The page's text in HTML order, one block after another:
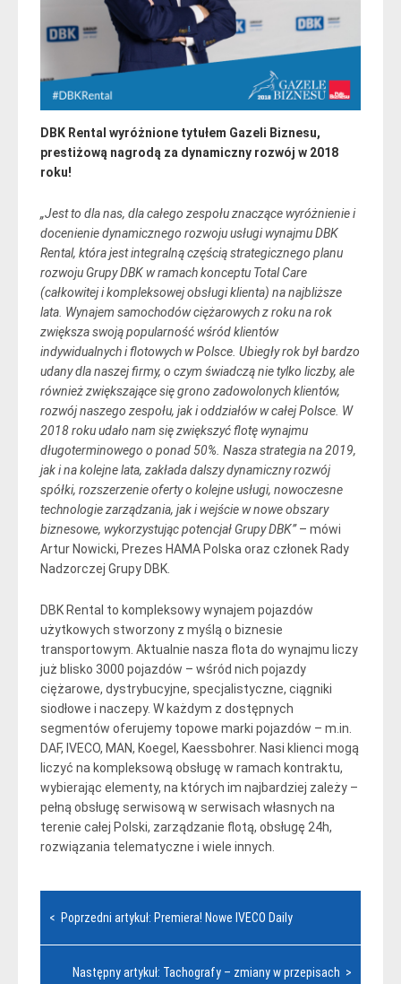
DBK Rental wyróżnione tytułem Gazeli Biznesu,
prestiżową nagrodą za dynamiczny rozwój w 2018
roku!
„Jest to dla nas, dla całego zespołu znaczące wyróżnienie i
docenienie dynamicznego rozwoju usługi wynajmu DBK
Rental, która jest integralną częścią strategicznego planu
rozwoju Grupy DBK w ramach konceptu Total Care
(całkowitej i kompleksowej obsługi klienta) na najbliższe
lata. Wynajem samochodów ciężarowych z roku na rok
zwiększa swoją popularność wśród klientów
indywidualnych i flotowych w Polsce. Ubiegły rok był bardzo
udany dla naszej firmy, o czym świadczą nie tylko liczby, ale
również zwiększające się grono zadowolonych klientów,
rozwój naszego zespołu, jak i oddziałów w całej Polsce. W
2018 roku udało nam się zwiększyć flotę wynajmu
długoterminowego o ponad 50%. Nasza strategia na 2019,
jak i na kolejne lata, zakłada dalszy dynamiczny rozwój
spółki, rozszerzenie oferty o kolejne usługi, nowoczesne
technologie zarządzania, jak i wejście w nowe obszary
biznesowe, wykorzystując potencjał Grupy DBK”– mówi
Artur Nowicki, Prezes HAMA Polska oraz członek Rady
Nadzorczej Grupy DBK.
DBK Rental to kompleksowy wynajem pojazdów
użytkowych stworzony z myślą o biznesie
transportowym. Aktualnie nasza flota do wynajmu liczy
już blisko 3000 pojazdów – wśród nich pojazdy
ciężarowe, dystrybucyjne, specjalistyczne, ciągniki
siodłowe i naczepy. W każdym z dostępnych
segmentów oferujemy topowe marki pojazdów – m.in.
DAF, IVECO, MAN, Koegel, Kaessbohrer. Nasi klienci mogą
liczyć na kompleksową obsługę w ramach kontraktu,
wybierając elementy, na których im najbardziej zależy –
pełną obsługę serwisową w serwisach własnych na
terenie całej Polski, zarządzanie flotą, obsługę 24h,
rozwiązania telematyczne i wiele innych.
Nawigacja
< Poprzedni artykuł: Premiera! Nowe IVECO Daily
Następny artykuł: Tachografy – zmiany w przepisach >